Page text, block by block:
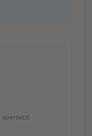
übersetzt